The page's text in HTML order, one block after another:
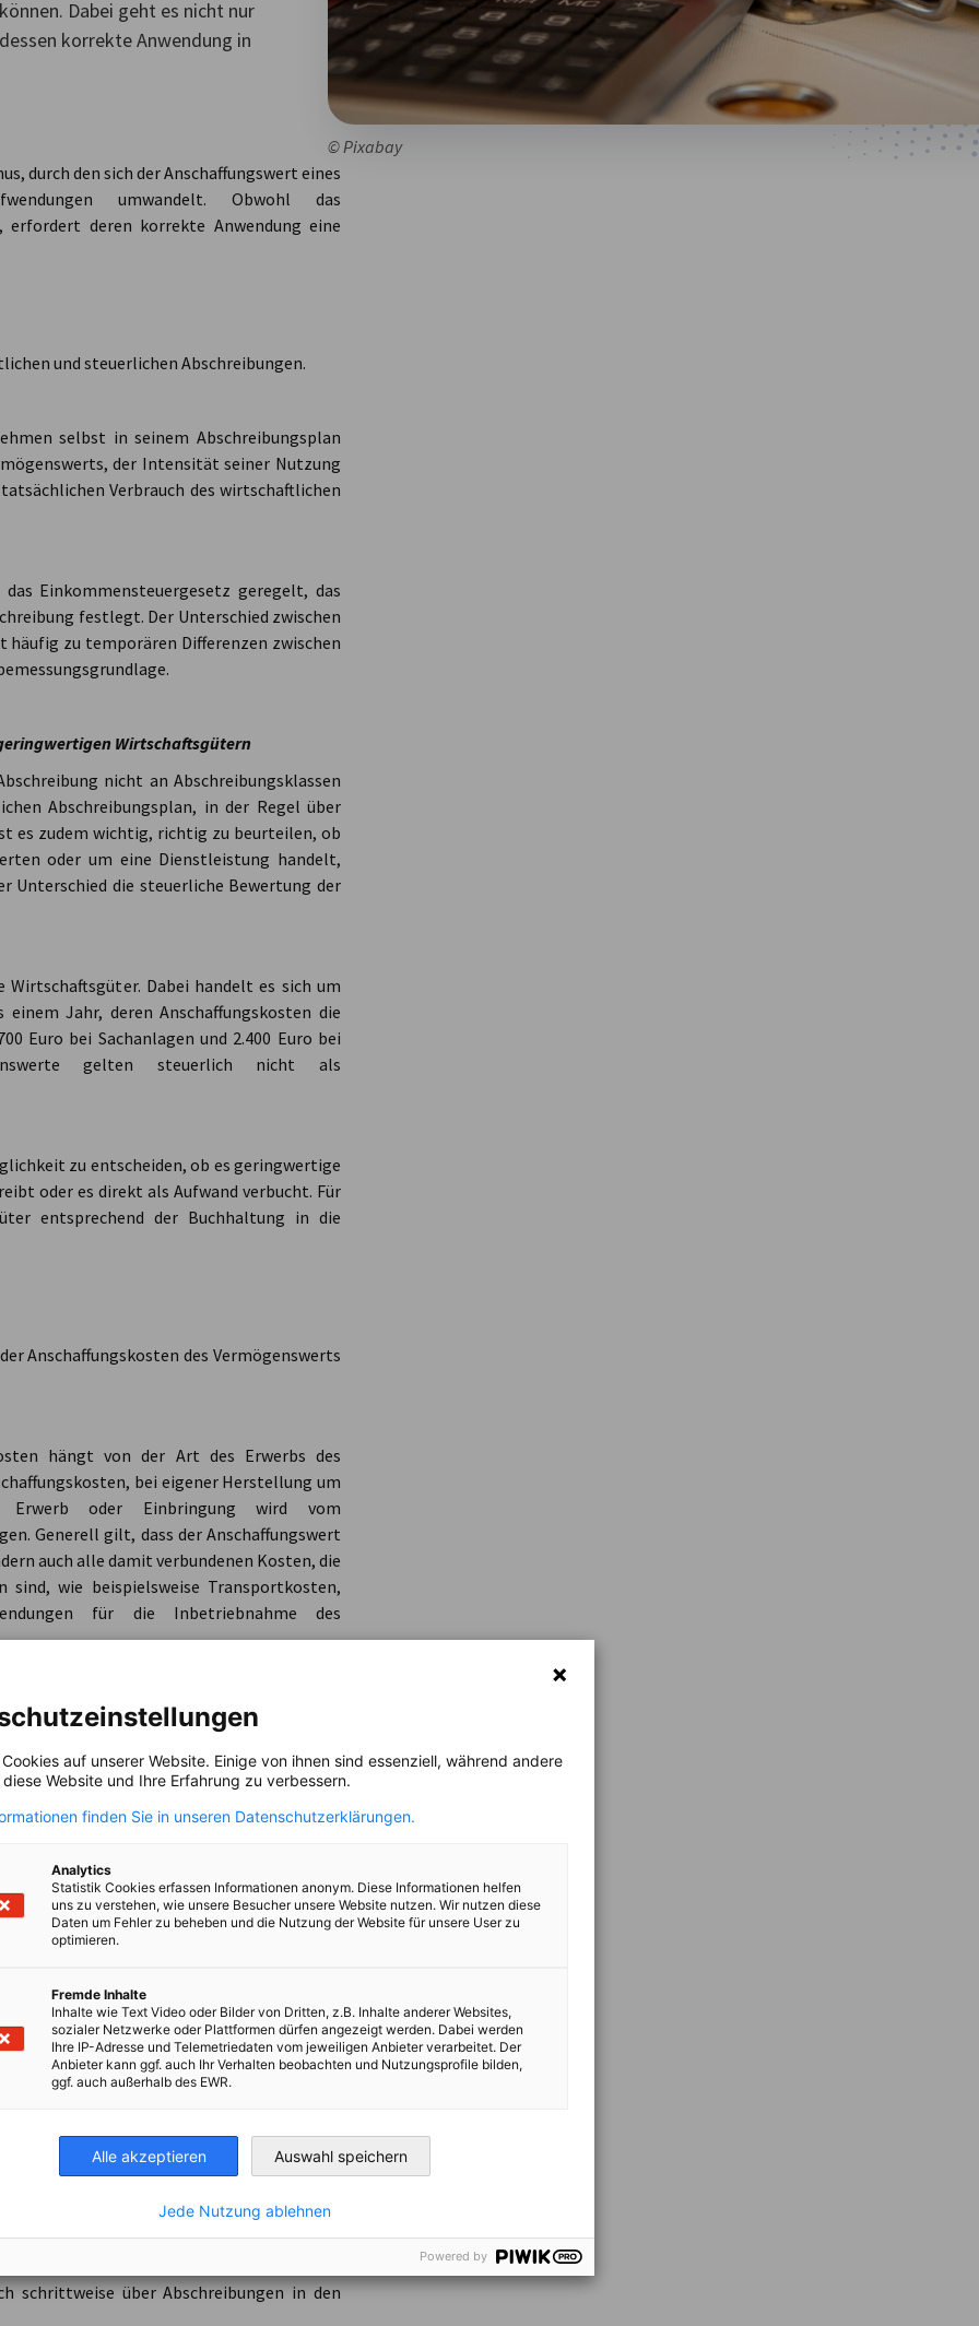
Dabei geht es nicht nur
korrekte Anwendung in
© Pixabay
durch den sich der Anschaffungswert eines
umwandelt. Obwohl das
erfordert deren korrekte Anwendung eine
und steuerlichen Abschreibungen.
selbst in seinem Abschreibungsplan
der Intensität seiner Nutzung
Verbrauch des wirtschaftlichen
Einkommensteuergesetz geregelt, das
festlegt. Der Unterschied zwischen
zu temporären Differenzen zwischen
Wirtschaftsgütern
nicht an Abschreibungsklassen
Abschreibungsplan, in der Regel über
es zudem wichtig, richtig zu beurteilen, ob
oder um eine Dienstleistung handelt,
Unterschied die steuerliche Bewertung der
Dabei handelt es sich um
Jahr, deren Anschaffungskosten die
Euro bei Sachanlagen und 2.400 Euro bei
gelten steuerlich nicht als
zu entscheiden, ob es geringwertige
oder es direkt als Aufwand verbucht. Für
entsprechend der Buchhaltung in die
Anschaffungskosten des Vermögenswerts
hängt von der Art des Erwerbs des
bei eigener Herstellung um
Erwerb oder Einbringung wird vom
Generell gilt, dass der Anschaffungswert
auch alle damit verbundenen Kosten, die
wie beispielsweise Transportkosten,
für die Inbetriebnahme des
Unternehmen auch für andere Zwecke als
durch Mitarbeiter), kann im Zeitraum
zwischen dem steuerlichen und dem
Dies hängt mit der Novelle des
Fahrzeugen die Mehrwertsteuer nur zu
Mehrwertsteuer wird gemäß den
Anschaffungskosten des
jedoch nicht Bestandteil der
nicht abzugsfähigen Aufwand).
möglich, zu dem der Vermögenswert
und tatsächlich für die unternehmerische
vor, dass Unternehmen bereits ab dem Tag
beginnen, was jedoch nicht den
des Vermögenswerts erhöhen, seine
verändern, gelten diese Ausgaben nicht als
um eine technische Aufwertung, die die
schrittweise über Abschreibungen in den
auf unserer Website. Einige von ihnen sind essenziell, während andere
Website und Ihre Erfahrung zu verbessern.
finden Sie in unseren Datenschutzerklärungen.
Analytics
Statistik Cookies erfassen Informationen anonym. Diese Informationen helfen
uns zu verstehen, wie unsere Besucher unsere Website nutzen. Wir nutzen diese
Daten um Fehler zu beheben und die Nutzung der Website für unsere User zu
optimieren.
Fremde Inhalte
Inhalte wie Text Video oder Bilder von Dritten, z.B. Inhalte anderer Websites,
sozialer Netzwerke oder Plattformen dürfen angezeigt werden. Dabei werden
Ihre IP-Adresse und Telemetriedaten vom jeweiligen Anbieter verarbeitet. Der
Anbieter kann ggf. auch Ihr Verhalten beobachten und Nutzungsprofile bilden,
ggf. auch außerhalb des EWR.
Alle akzeptieren Auswahl speichern
Jede Nutzung ablehnen
Powered by